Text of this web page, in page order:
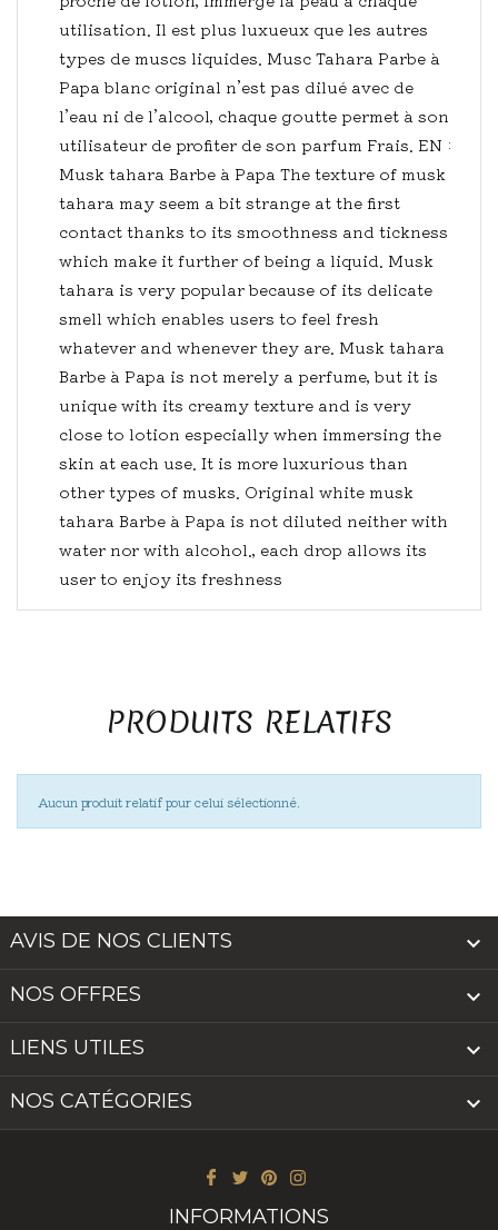
utilisation. Il est plus luxueux que les autres
types de muscs liquides. Musc Tahara Parbe à
Papa blanc original n’est pas dilué avec de
l’eau ni de l’alcool, chaque goutte permet à son
utilisateur de profiter de son parfum Frais. EN :
Musk tahara Barbe à Papa The texture of musk
tahara may seem a bit strange at the first
contact thanks to its smoothness and tickness
which make it further of being a liquid. Musk
tahara is very popular because of its delicate
smell which enables users to feel fresh
whatever and whenever they are. Musk tahara
Barbe à Papa is not merely a perfume, but it is
unique with its creamy texture and is very
close to lotion especially when immersing the
skin at each use. It is more luxurious than
other types of musks. Original white musk
tahara Barbe à Papa is not diluted neither with
water nor with alcohol., each drop allows its
user to enjoy its freshness
PRODUITS RELATIFS
Aucun produit relatif pour celui sélectionné.
AVIS DE NOS CLIENTS 
NOS OFFRES 
LIENS UTILES 
NOS CATÉGORIES 
INFORMATIONS